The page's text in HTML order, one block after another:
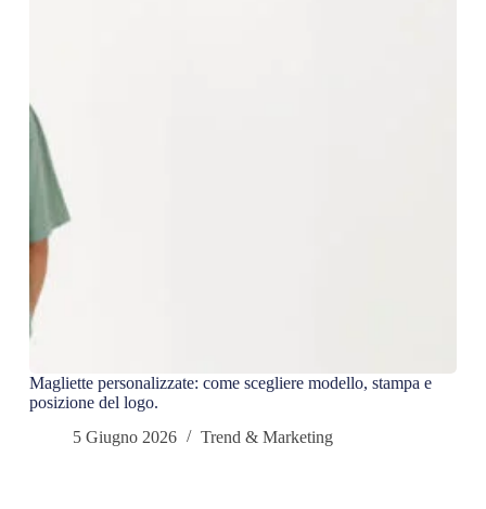
Magliette personalizzate: come scegliere modello, stampa e
posizione del logo.
5 Giugno 2026
Trend & Marketing